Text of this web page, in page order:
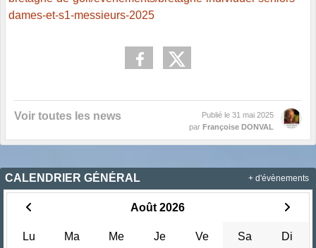
dames-et-s1-messieurs-2025
Voir toutes les news Publié le 31 mai 2025
par Françoise DONVAL
CALENDRIER GÉNÉRAL
Août 2026
Lu Ma Me Je Ve Sa Di
+ d'évènements